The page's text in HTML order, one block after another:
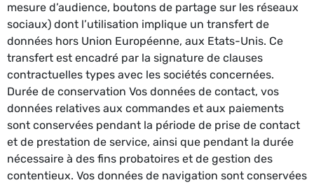
mesure d’audience, boutons de partage sur les réseaux
sociaux) dont l’utilisation implique un transfert de
données hors Union Européenne, aux Etats-Unis. Ce
transfert est encadré par la signature de clauses
contractuelles types avec les sociétés concernées.
Durée de conservation Vos données de contact, vos
données relatives aux commandes et aux paiements
sont conservées pendant la période de prise de contact
et de prestation de service, ainsi que pendant la durée
nécessaire à des fins probatoires et de gestion des
contentieux. Vos données de navigation sont conservées